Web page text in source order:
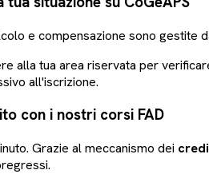
e compensazione sono gestite
alla tua area riservata per
all'iscrizione.
con i nostri corsi FAD
Grazie al meccanismo dei